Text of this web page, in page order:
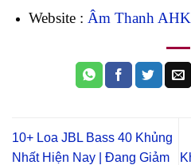
Website : Âm Thanh AHK
10+ Loa JBL Bass 40 Khủng
Nhất Hiện Nay | Đang Giảm